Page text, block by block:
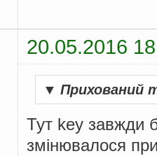
20.05.2016
▼ Прихований
Тут key завжди
змінювалося